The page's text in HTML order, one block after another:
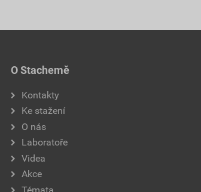
O Stachemě
Kontakty
Ke stažení
O nás
Laboratoře
Videa
Akce
Témata